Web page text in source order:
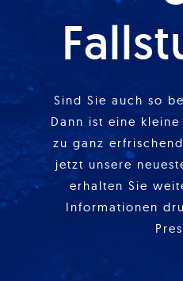
Sind Sie auch so
Dann ist eine
zu ganz
jetzt unsere
erhalten Sie
Informationen